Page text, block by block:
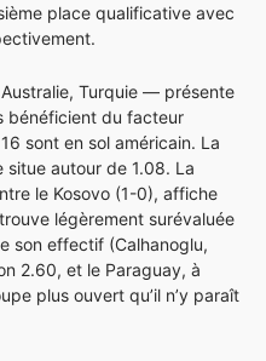
place qualificative avec
Turquie — présente
bénéficient du facteur
sont en sol américain. La
autour de 1.08. La
le Kosovo (1-0), affiche
légèrement surévaluée
son effectif (Calhanoglu,
2.60, et le Paraguay, à
plus ouvert qu’il n’y paraît